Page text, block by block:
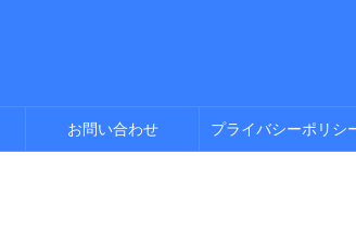
お問い合わせ プライバシーポリシ